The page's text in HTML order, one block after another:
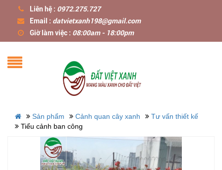
Liên hệ : 0972.275.727
Email : datvietxanh198@gmail.com
Giờ làm việc : 08:00am - 18:00pm
Sản phẩm Cảnh quan cây xanh
Tư vấn thiết kế
Tiểu cảnh ban công